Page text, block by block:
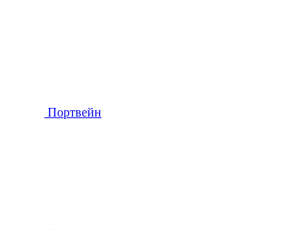
Портвейн